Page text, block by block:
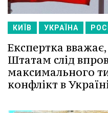
КИЇВ УКРАЇНА
Експертка
Штатам слід
максимального
конфлікт в